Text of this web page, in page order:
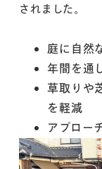
されました。
庭に自然
年間を通
草取りや
を軽減
アプロー